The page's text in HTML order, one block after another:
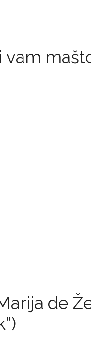
vam
de